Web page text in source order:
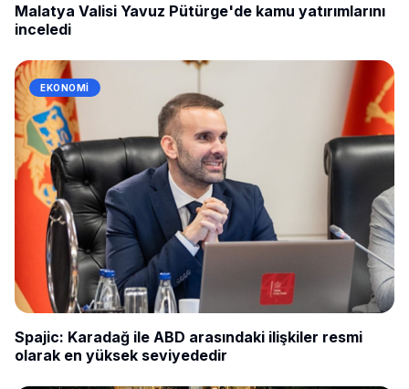
Malatya Valisi Yavuz Pütürge'de kamu yatırımlarını
inceledi
EKONOMI
Spajic: Karadağ ile ABD arasındaki ilişkiler resmi
olarak en yüksek seviyededir